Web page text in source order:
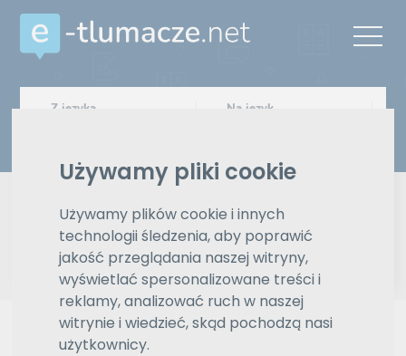
Używamy pliki cookie
Używamy plików cookie i innych
technologii śledzenia, aby poprawić
jakość przeglądania naszej witryny,
wyświetlać spersonalizowane treści i
reklamy, analizować ruch w naszej
witrynie i wiedzieć, skąd pochodzą nasi
użytkownicy.
Z języka
Na język
Typ tłumaczenia
Pisemne czy ustne
Znajdź tłumacza
Wyszukiwanie zaawansowane
Reklama